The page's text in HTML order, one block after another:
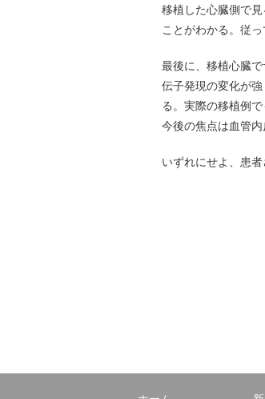
移植した心臓側で
ことがわかる。従
最後に、移植心臓
伝子発現の変化が
る。実際の移植例
今後の焦点は血管内
いずれにせよ、患